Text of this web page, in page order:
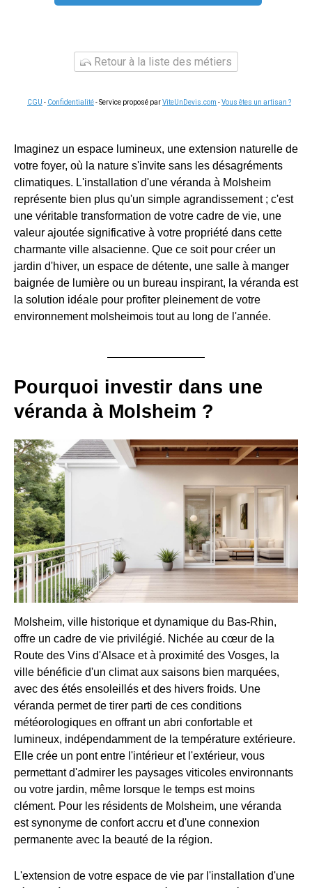
Retour à la liste des métiers
CGU - Confidentialité- Service proposé parViteUnDevis.com -Vous êtes un artisan ?
Imaginez un espace lumineux, une extension naturelle de
votre foyer, où la nature s'invite sans les désagréments
climatiques. L'installation d'une véranda à Molsheim
représente bien plus qu'un simple agrandissement ; c'est
une véritable transformation de votre cadre de vie, une
valeur ajoutée significative à votre propriété dans cette
charmante ville alsacienne. Que ce soit pour créer un
jardin d'hiver, un espace de détente, une salle à manger
baignée de lumière ou un bureau inspirant, la véranda est
la solution idéale pour profiter pleinement de votre
environnement molsheimois tout au long de l'année.
Pourquoi investir dans une
véranda à Molsheim ?
Molsheim, ville historique et dynamique du Bas-Rhin,
offre un cadre de vie privilégié. Nichée au cœur de la
Route des Vins d'Alsace et à proximité des Vosges, la
ville bénéficie d'un climat aux saisons bien marquées,
avec des étés ensoleillés et des hivers froids. Une
véranda permet de tirer parti de ces conditions
météorologiques en offrant un abri confortable et
lumineux, indépendamment de la température extérieure.
Elle crée un pont entre l'intérieur et l'extérieur, vous
permettant d'admirer les paysages viticoles environnants
ou votre jardin, même lorsque le temps est moins
clément. Pour les résidents de Molsheim, une véranda
est synonyme de confort accru et d'une connexion
permanente avec la beauté de la région.
L'extension de votre espace de vie par l'installation d'une